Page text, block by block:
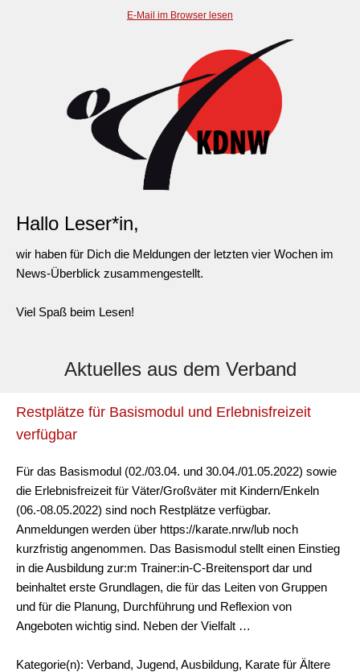
E-Mail im Browser lesen
Hallo Leser*in,
wir haben für Dich die Meldungen der letzten vier Wochen im
News-Überblick zusammengestellt.
Viel Spaß beim Lesen!
Aktuelles aus dem Verband
Restplätze für Basismodul und Erlebnisfreizeit
verfügbar
Für das Basismodul (02./03.04. und 30.04./01.05.2022) sowie
die Erlebnisfreizeit für Väter/Großväter mit Kindern/Enkeln
(06.-08.05.2022) sind noch Restplätze verfügbar.
Anmeldungen werden über https://karate.nrw/lub noch
kurzfristig angenommen. Das Basismodul stellt einen Einstieg
in die Ausbildung zur:m Trainer:in-C-Breitensport dar und
beinhaltet erste Grundlagen, die für das Leiten von Gruppen
und für die Planung, Durchführung und Reflexion von
Angeboten wichtig sind. Neben der Vielfalt …
Kategorie(n): Verband, Jugend, Ausbildung, Karate für Ältere